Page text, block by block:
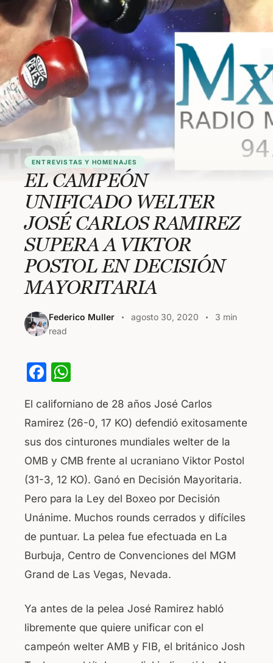
ENTREVISTAS Y HOMENAJES
EL CAMPEÓN
UNIFICADO WELTER
JOSÉ CARLOS RAMIREZ
SUPERA A VIKTOR
POSTOL EN DECISIÓN
MAYORITARIA
Federico Muller agosto 30, 2020
3 min
read
F
c
e
b
o
o
k
at
s
A
p
p
El californiano de 28 años José Carlos
Ramirez (26-0, 17 KO) defendió exitosamente
sus dos cinturones mundiales welter de la
OMB y CMB frente al ucraniano Viktor Postol
(31-3, 12 KO). Ganó en Decisión Mayoritaria.
Pero para la Ley del Boxeo por Decisión
Unánime. Muchos rounds cerrados y difíciles
de puntuar. La pelea fue efectuada en La
Burbuja, Centro de Convenciones del MGM
Grand de Las Vegas, Nevada.
Ya antes de la pelea José Ramirez habló
libremente que quiere unificar con el
campeón welter AMB y FIB, el británico Josh